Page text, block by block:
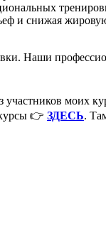
и снижая
Наши
моих
👉 ЗДЕСЬ.